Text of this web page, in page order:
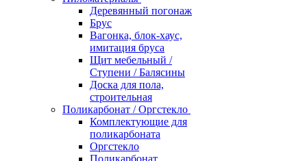
Деревянный погонаж
Брус
Вагонка, блок-хаус,
имитация бруса
Щит мебельный /
Ступени / Балясины
Доска для пола,
строительная
Поликарбонат / Оргстекло
Комплектующие для
поликарбоната
Оргстекло
Поликарбонат